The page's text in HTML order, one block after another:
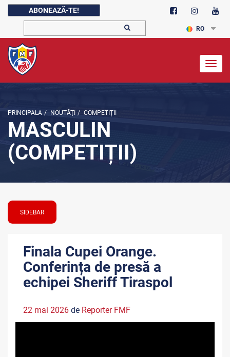
ABONEAZĂ-TE!
RO
PRINCIPALA / NOUTĂŢI / COMPETIȚII
MASCULIN
(COMPETIȚII)
SIDEBAR
Finala Cupei Orange.
Conferința de presă a
echipei Sheriff Tiraspol
22 mai 2026 de Reporter FMF